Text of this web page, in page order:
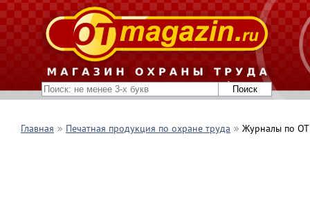
Главная Печатная продукция по охране труда Журналы по